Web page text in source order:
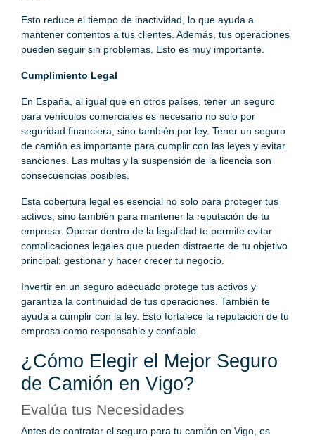
Esto reduce el tiempo de inactividad, lo que ayuda a
mantener contentos a tus clientes. Además, tus operaciones
pueden seguir sin problemas. Esto es muy importante.
Cumplimiento Legal
En España, al igual que en otros países, tener un seguro
para vehículos comerciales es necesario no solo por
seguridad financiera, sino también por ley. Tener un seguro
de camión es importante para cumplir con las leyes y evitar
sanciones. Las multas y la suspensión de la licencia son
consecuencias posibles.
Esta cobertura legal es esencial no solo para proteger tus
activos, sino también para mantener la reputación de tu
empresa. Operar dentro de la legalidad te permite evitar
complicaciones legales que pueden distraerte de tu objetivo
principal: gestionar y hacer crecer tu negocio.
Invertir en un seguro adecuado protege tus activos y
garantiza la continuidad de tus operaciones. También te
ayuda a cumplir con la ley. Esto fortalece la reputación de tu
empresa como responsable y confiable.
¿Cómo Elegir el Mejor Seguro
de Camión en Vigo?
Evalúa tus Necesidades
Antes de contratar el seguro para tu camión en Vigo, es